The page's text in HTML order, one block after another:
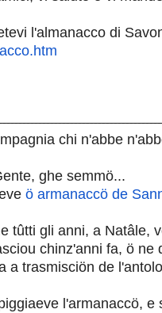
l'almanacco di
chi n'abbe
ghe semmö...
ö armanaccö de
tûtti gli anni, a Natâle,
chinz'anni fa, ö
a trasmisciön de
l'armanaccö,